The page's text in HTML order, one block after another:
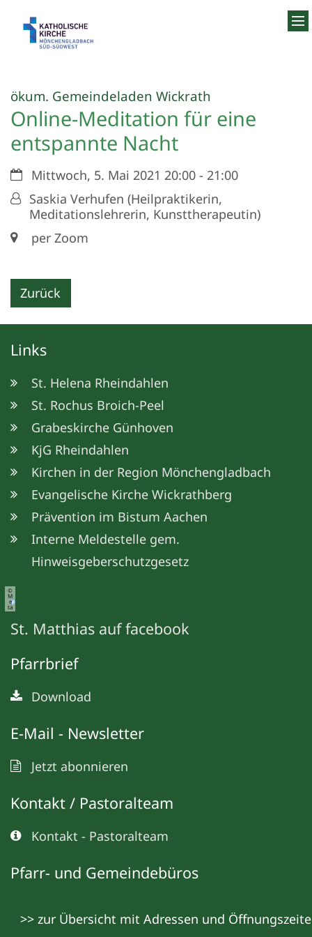
ökum. Gemeindeladen Wickrath
Online-Meditation für eine
entspannte Nacht
Datum:Mittwoch, 5. Mai 2021 20:00 - 21:00
Von:Saskia Verhufen (Heilpraktikerin,
Meditationslehrerin, Kunsttherapeutin)
Ort:per Zoom
Zurück
Links
St. Helena Rheindahlen
St. Rochus Broich-Peel
Grabeskirche Günhoven
KjG Rheindahlen
Kirchen in der Region Mönchengladbach
Evangelische Kirche Wickrathberg
Prävention im Bistum Aachen
Interne Meldestelle gem.
Hinweisgeberschutzgesetz
©
M
e
ta
St. Matthias auf facebook
Pfarrbrief
Download
E-Mail - Newsletter
Jetzt abonnieren
Kontakt / Pastoralteam
Kontakt - Pastoralteam
Pfarr- und Gemeindebüros
>> zur Übersicht mit Adressen und